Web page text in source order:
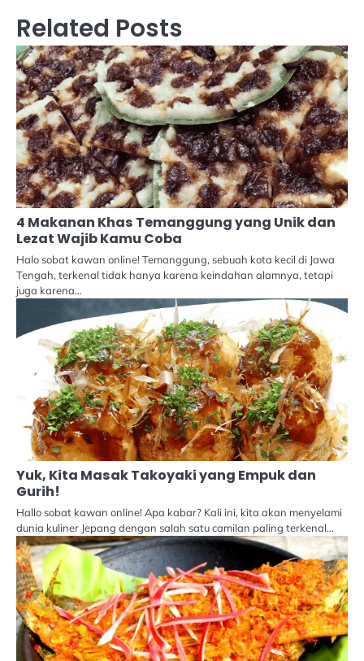
Related Posts
4 Makanan Khas Temanggung yang Unik dan
Lezat Wajib Kamu Coba
Halo sobat kawan online! Temanggung, sebuah kota kecil di Jawa
Tengah, terkenal tidak hanya karena keindahan alamnya, tetapi
juga karena…
Yuk, Kita Masak Takoyaki yang Empuk dan
Gurih!
Hallo sobat kawan online! Apa kabar? Kali ini, kita akan menyelami
dunia kuliner Jepang dengan salah satu camilan paling terkenal…